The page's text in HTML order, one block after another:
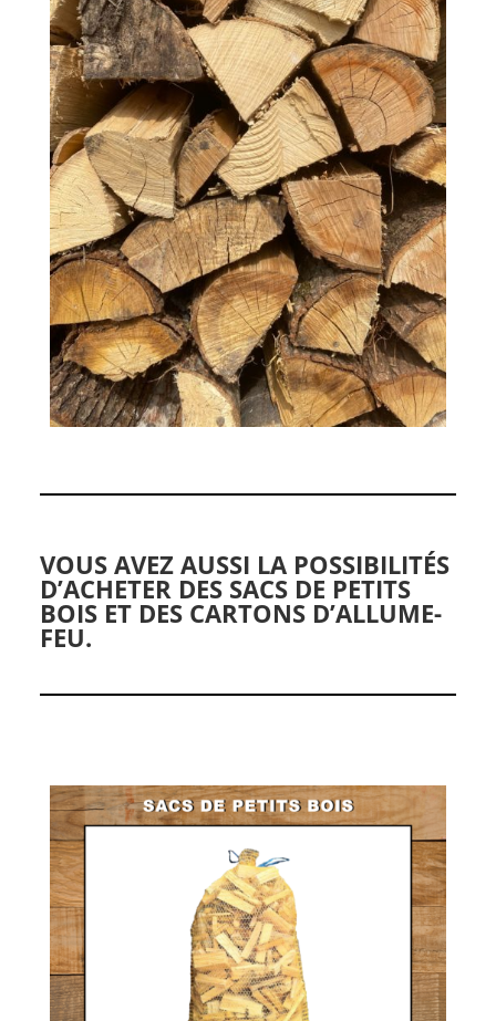
VOUS AVEZ AUSSI LA POSSIBILITÉS
D’ACHETER DES SACS DE PETITS
BOIS ET DES CARTONS D’ALLUME-
FEU.